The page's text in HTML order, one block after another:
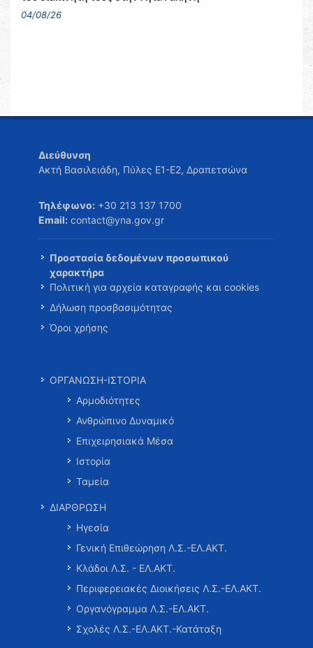
04/08/26
Διεύθυνση
Ακτή Βασιλειάδη, Πύλες Ε1-Ε2, Δραπετσώνα
Τηλέφωνο: +30 213 137 1700
Email: contact@yna.gov.gr
Προστασία δεδομένων προσωπικού
χαρακτήρα
Πολιτική για αρχεία καταγραφής και cookies
Δήλωση προσβασιμότητας
Όροι χρήσης
ΟΡΓΑΝΩΣΗ-ΙΣΤΟΡΙΑ
Αρμοδιότητες
Ανθρώπινο Δυναμικό
Επιχειρησιακά Μέσα
Ιστορία
Ταμεία
ΔΙΑΡΘΡΩΣΗ
Ηγεσία
Γενική Επιθεώρηση Λ.Σ.-ΕΛ.ΑΚΤ.
Κλάδοι Λ.Σ. - ΕΛ.ΑΚΤ.
Περιφερειακές Διοικήσεις Λ.Σ.-ΕΛ.ΑΚΤ.
Οργανόγραμμα Λ.Σ.-ΕΛ.ΑΚΤ.
Σχολές Λ.Σ.-ΕΛ.ΑΚΤ.-Κατάταξη